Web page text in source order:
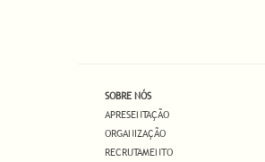
SOBRE NÓS
APRESENTAÇÃO
ORGANIZAÇÃO
RECRUTAMENTO